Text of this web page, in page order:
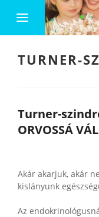
TURNER-
Turner-
ORVOSSÁ
Akár akarjuk, akár
kislányunk
Az